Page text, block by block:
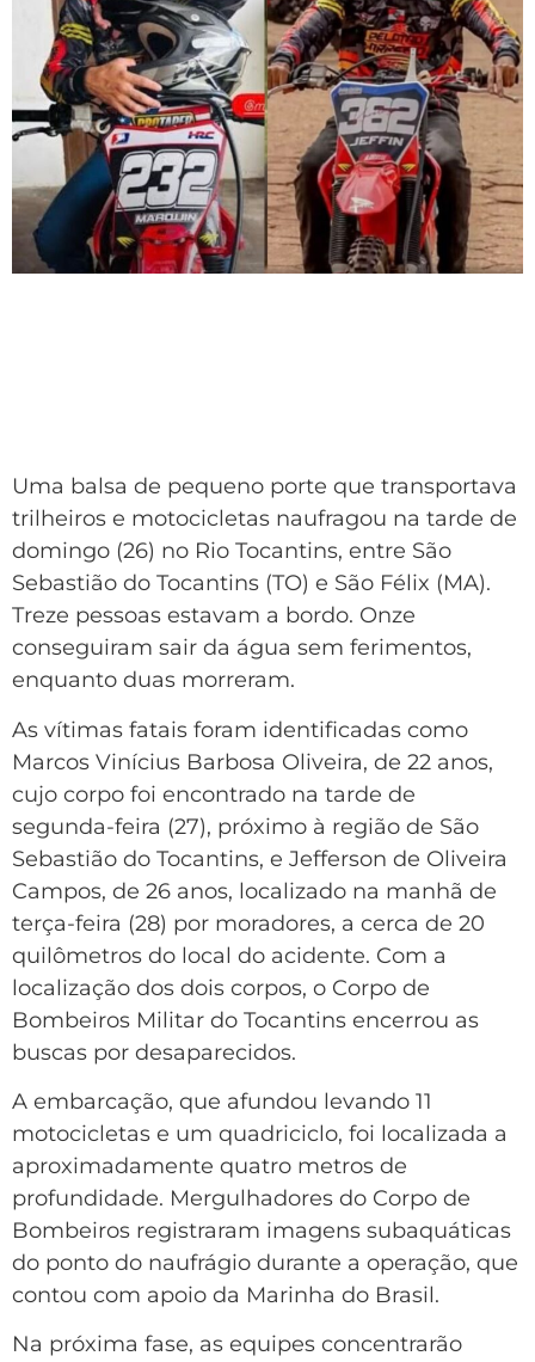
Uma balsa de pequeno porte que transportava
trilheiros e motocicletas naufragou na tarde de
domingo (26) no Rio Tocantins, entre São
Sebastião do Tocantins (TO) e São Félix (MA).
Treze pessoas estavam a bordo. Onze
conseguiram sair da água sem ferimentos,
enquanto duas morreram.
As vítimas fatais foram identificadas como
Marcos Vinícius Barbosa Oliveira, de 22 anos,
cujo corpo foi encontrado na tarde de
segunda-feira (27), próximo à região de São
Sebastião do Tocantins, e Jefferson de Oliveira
Campos, de 26 anos, localizado na manhã de
terça-feira (28) por moradores, a cerca de 20
quilômetros do local do acidente. Com a
localização dos dois corpos, o Corpo de
Bombeiros Militar do Tocantins encerrou as
buscas por desaparecidos.
A embarcação, que afundou levando 11
motocicletas e um quadriciclo, foi localizada a
aproximadamente quatro metros de
profundidade. Mergulhadores do Corpo de
Bombeiros registraram imagens subaquáticas
do ponto do naufrágio durante a operação, que
contou com apoio da Marinha do Brasil.
Na próxima fase, as equipes concentrarão